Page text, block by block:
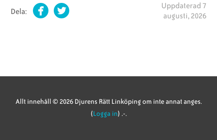
Dela: FacebookTwitter
Uppdaterad 7
augusti, 2026
Allt innehåll © 2026 Djurens Rätt Linköping om inte annat anges.
(Logga in) .-.